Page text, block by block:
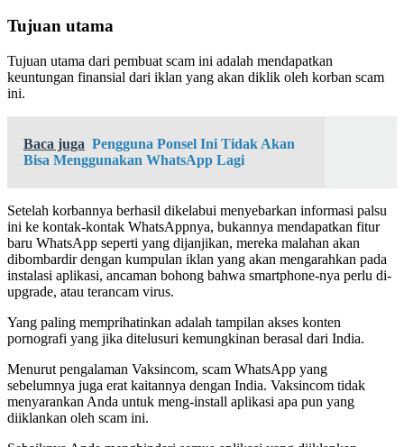
Tujuan utama
Tujuan utama dari pembuat scam ini adalah mendapatkan
keuntungan finansial dari iklan yang akan diklik oleh korban scam
ini.
Baca juga Pengguna Ponsel Ini Tidak Akan
Bisa Menggunakan WhatsApp Lagi
Setelah korbannya berhasil dikelabui menyebarkan informasi palsu
ini ke kontak-kontak WhatsAppnya, bukannya mendapatkan fitur
baru WhatsApp seperti yang dijanjikan, mereka malahan akan
dibombardir dengan kumpulan iklan yang akan mengarahkan pada
instalasi aplikasi, ancaman bohong bahwa smartphone-nya perlu di-
upgrade, atau terancam virus.
Yang paling memprihatinkan adalah tampilan akses konten
pornografi yang jika ditelusuri kemungkinan berasal dari India.
Menurut pengalaman Vaksincom, scam WhatsApp yang
sebelumnya juga erat kaitannya dengan India. Vaksincom tidak
menyarankan Anda untuk meng-install aplikasi apa pun yang
diiklankan oleh scam ini.